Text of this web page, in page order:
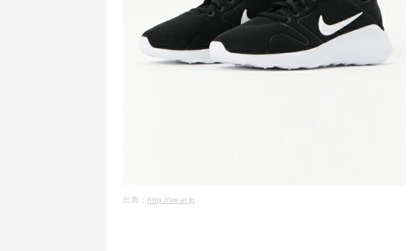
出典： http://wear.jp